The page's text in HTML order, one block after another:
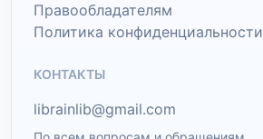
Правообладателям
Политика конфиденциальности
КОНТАКТЫ
librainlib@gmail.com